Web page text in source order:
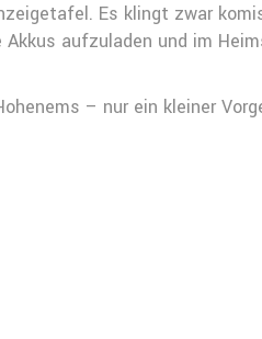
Es klingt zwar
aufzuladen und im
– nur ein kleiner